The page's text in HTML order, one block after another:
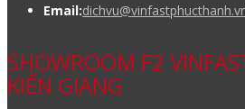
Email:
SHOWROOM F2
KIẾN GIANG